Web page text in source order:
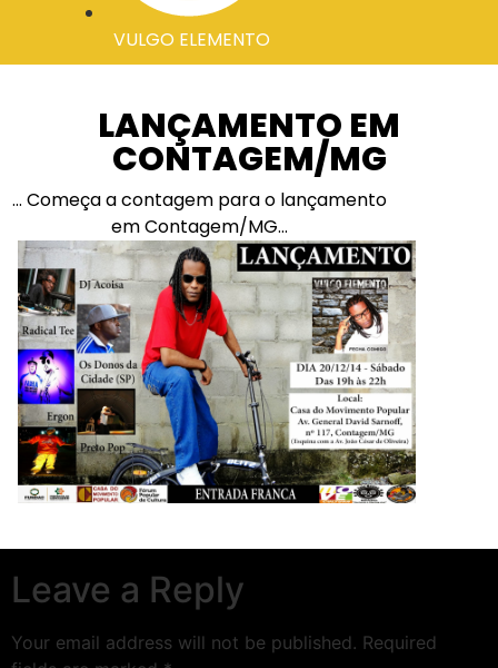
VULGO ELEMENTO
LANÇAMENTO EM
CONTAGEM/MG
… Começa a contagem para o lançamento
em Contagem/MG…
Leave a Reply
Your email address will not be published. Required